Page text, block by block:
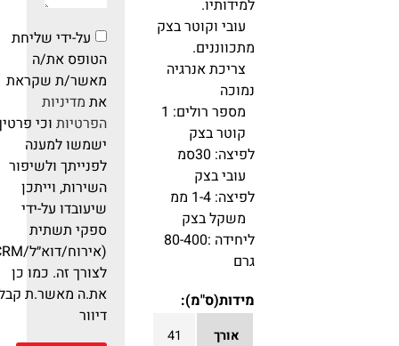
למידותיו.
עובי וקוטר בצק
מתכווננים.
צריכת אנרגיה
נמוכה
מספר רולים: 1
קוטר בצק
לפיצה: 30סמ
עובי בצק
לפיצה: 1-4 ממ
משקל בצק
ליחידה :80-400
גרם
מידות(ס"מ):
אורך 41
על-ידי שליחת
הטופס את/ה
מאשר/ת שקראת
אתמדיניות
הפרטיותוכי פרטיך
ישמשו למענה
לפנייתך ולשיפור
השירות, וייתכן
שיעובדו על-ידי
ספקי תשתית
(אירוח/דוא״ל/CRM)
לצורך זה. כמו כן
את.ה מאשר.ת קבלת
דיוור